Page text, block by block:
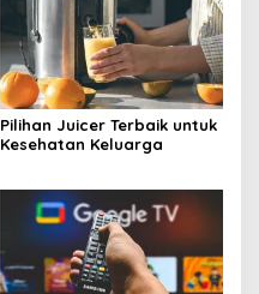
Pilihan Juicer Terbaik untuk
Kesehatan Keluarga